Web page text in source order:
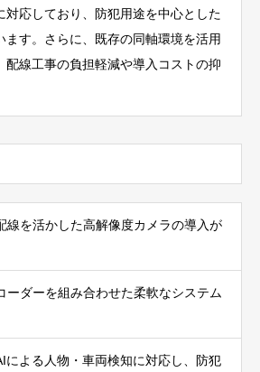
対応しており、防犯用途を中心とした
ます。さらに、既存の同軸環境を活用
配線工事の負担軽減や導入コストの抑
線を活かした高解像度カメラの導入が
ーダーを組み合わせた柔軟なシステム
による人物・車両検知に対応し、防犯